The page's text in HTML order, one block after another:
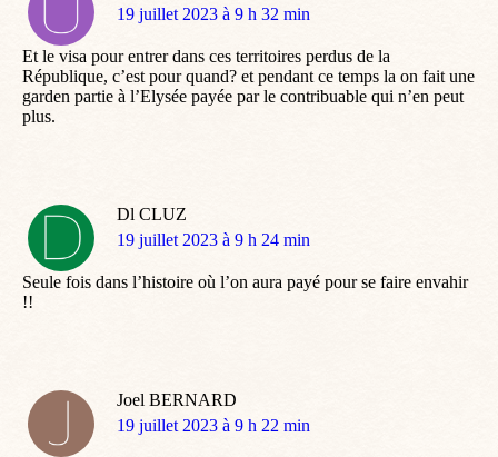
dit
19 juillet 2023 à 9 h 32 min
Et le visa pour entrer dans ces territoires perdus de la
République, c’est pour quand? et pendant ce temps la on fait une
garden partie à l’Elysée payée par le contribuable qui n’en peut
plus.
Dl CLUZ
dit
19 juillet 2023 à 9 h 24 min
Seule fois dans l’histoire où l’on aura payé pour se faire envahir
!!
Joel BERNARD
dit
19 juillet 2023 à 9 h 22 min